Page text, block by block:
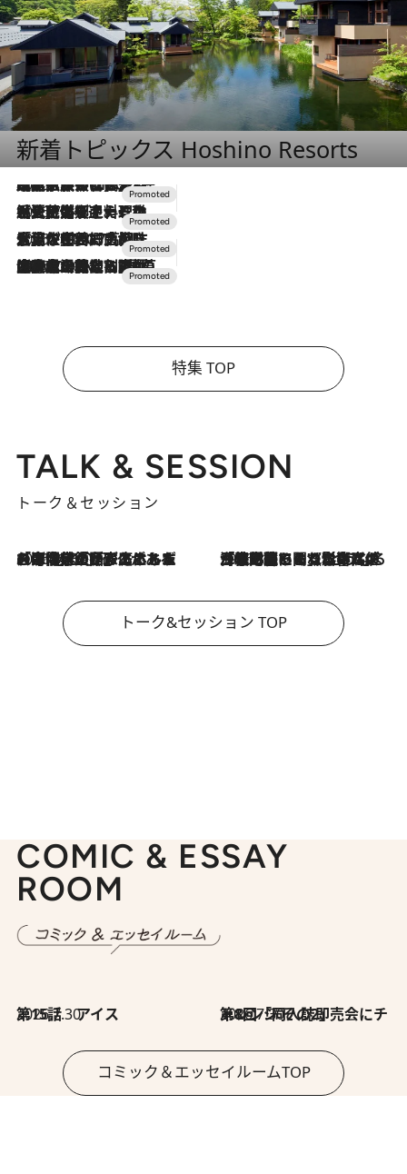
新着トピックス Hoshino Resorts
2026.7.31
【ホテル帰省】という選択肢をOMOが提案。家族とほどよい距離を保つには「昼は実家、夜は気兼ねなくホテルで！」
2026.7.24
【夏限定ディナーコース】旬を迎える稚鮎や花ズッキーニなどをイタリア・トスカーナの郷土料理の手法で満喫！
2026.7.17
「土佐和ハーブかき氷」がOMO7高知に登場！生姜、山椒、大葉など目にも舌にも涼を呼ぶ郷土の味
2026.7.10
NEW OPEN！【界 草津】名湯の地に誕生。趣の異なる2種の温泉と上州ならではの会席・蕎麦割烹など美食を味わう究極の癒やし旅
特集 TOP
TALK & SESSION
トーク＆セッション
2026.8.3
「今後値上げがあるとすれば…」「リスクがあるのは今年の冬」エネルギー専門家が語る、ホルムズ海峡封鎖が家庭にもたらす“ある心配” 2026.8.3
「住宅建てられない…」「サーチャージ料の高値が続いている」ホルムズ海峡封鎖による影響はいつまで続く？《エネルギー専門家に聞く“どうなる日本の暮らし”》
トーク&セッション TOP
COMIC & ESSAY
ROOM
2026.7.30
第15話 アイス 2026.7.30
第8回「同人誌即売会にチャレンジ その2」
コミック＆エッセイルームTOP